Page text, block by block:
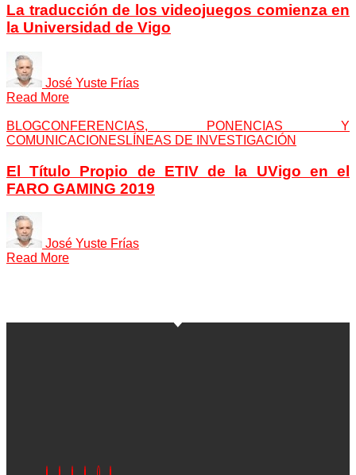
La traducción de los videojuegos comienza en
la Universidad de Vigo
José Yuste Frías
Read More
BLOGCONFERENCIAS, PONENCIAS Y
COMUNICACIONES LÍNEAS DE INVESTIGACIÓN
El Título Propio de ETIV de la UVigo en el
FARO GAMING 2019
José Yuste Frías
Read More